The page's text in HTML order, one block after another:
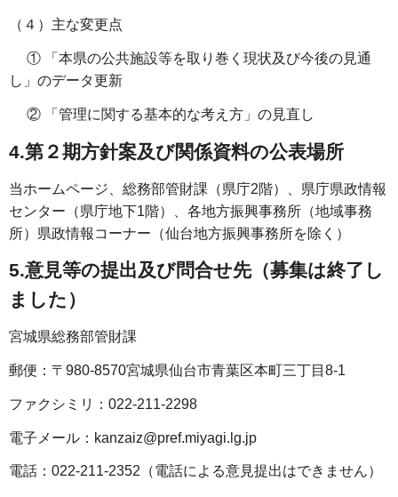
（４）主な変更点
① 「本県の公共施設等を取り巻く現状及び今後の見通
し」のデータ更新
② 「管理に関する基本的な考え方」の見直し
4.第２期方針案及び関係資料の公表場所
当ホームページ、総務部管財課（県庁2階）、県庁県政情報
センター（県庁地下1階）、各地方振興事務所（地域事務
所）県政情報コーナー（仙台地方振興事務所を除く）
5.意見等の提出及び問合せ先（募集は終了し
ました）
宮城県総務部管財課
郵便：〒980-8570宮城県仙台市青葉区本町三丁目8-1
ファクシミリ：022-211-2298
電子メール：kanzaiz@pref.miyagi.lg.jp
電話：022-211-2352（電話による意見提出はできません）